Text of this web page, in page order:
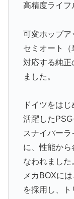
高精度ライフ
可変ホップア
セミオート（
対応する純正
ました。
ドイツをは
活躍した
スナイパー
に、性能か
なわれました
メカBOXに
を採用し、